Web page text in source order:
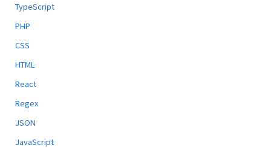
TypeScript
PHP
CSS
HTML
React
Regex
JSON
JavaScript